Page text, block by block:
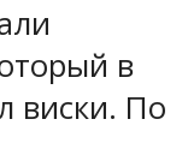
в
виски. По